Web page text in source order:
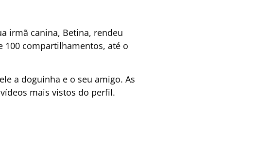
irmã canina, Betina, rendeu
100 compartilhamentos, até o
a doguinha e o seu amigo. As
mais vistos do perfil.